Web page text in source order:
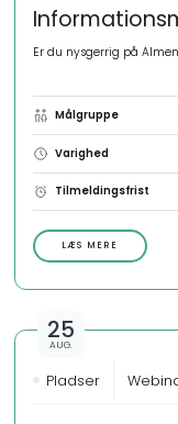
Er du nysgerrig på
Målgruppe
Varighed
Tilmeldingsfrist
LÆS MERE
25
AUG.
Pladser